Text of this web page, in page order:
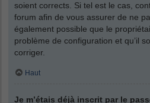
soient corrects. Si tel est le cas,
forum afin de vous assurer de ne
également possible que le
problème de configuration et qu’il
corriger.
Haut
Je m’étais déjà inscrit par le